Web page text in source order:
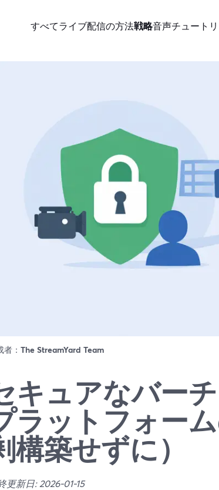
すべてライブ配信の方法戦略音声チュート
者： The StreamYard Team
キュアなバー
ラットフォー
構築せずに）
更新日: 2026-01-15